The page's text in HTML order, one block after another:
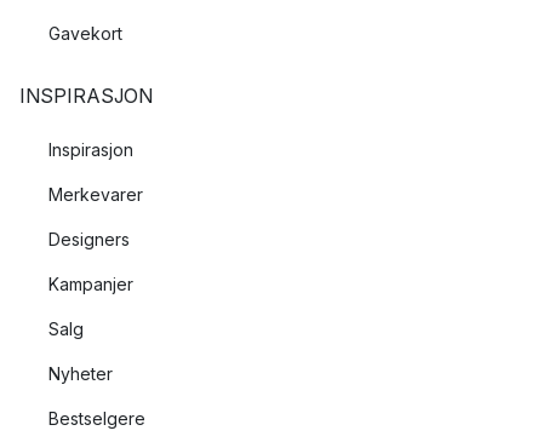
Gavekort
INSPIRASJON
Inspirasjon
Merkevarer
Designers
Kampanjer
Salg
Nyheter
Bestselgere